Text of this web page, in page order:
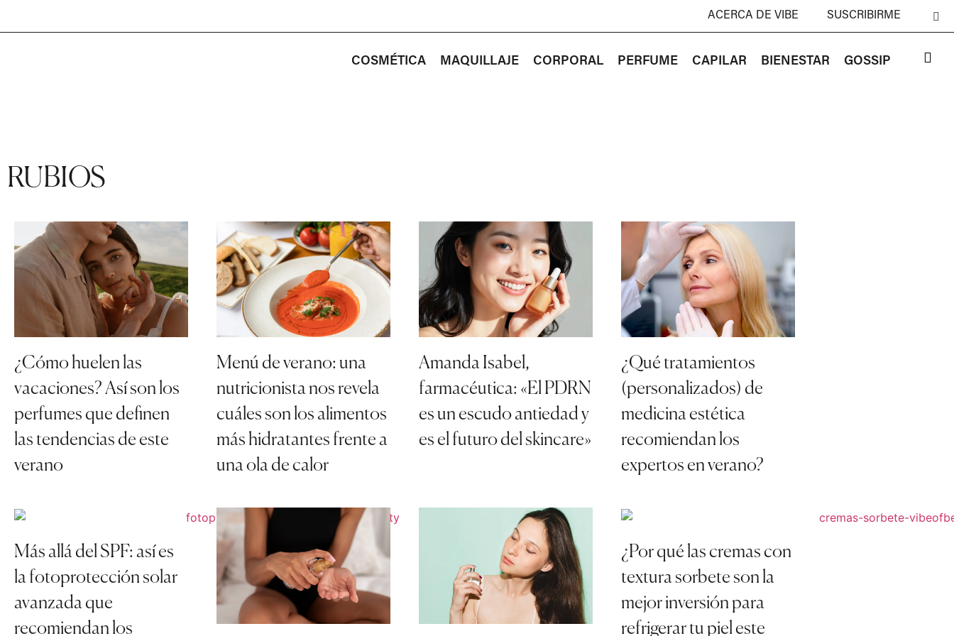
ACERCA DE VIBE SUSCRIBIRME
COSMÉTICA MAQUILLAJE CORPORAL PERFUME CAPILAR BIENESTAR GOSSIP
RUBIOS
¿Cómo huelen las
vacaciones? Así son los
perfumes que definen
las tendencias de este
verano
Menú de verano: una
nutricionista nos revela
cuáles son los alimentos
más hidratantes frente a
una ola de calor
Amanda Isabel,
farmacéutica: «El PDRN
es un escudo antiedad y
es el futuro del skincare»
¿Qué tratamientos
(personalizados) de
medicina estética
recomiendan los
expertos en verano?
Más allá del SPF: así es
la fotoprotección solar
avanzada que
recomiendan los
¿Por qué las cremas con
textura sorbete son la
mejor inversión para
refrigerar tu piel este